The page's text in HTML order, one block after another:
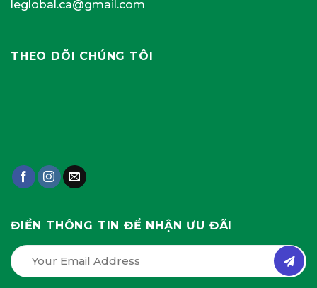
leglobal.ca@gmail.com
THEO DÕI CHÚNG TÔI
ĐIỀN THÔNG TIN ĐỂ NHẬN ƯU ĐÃI